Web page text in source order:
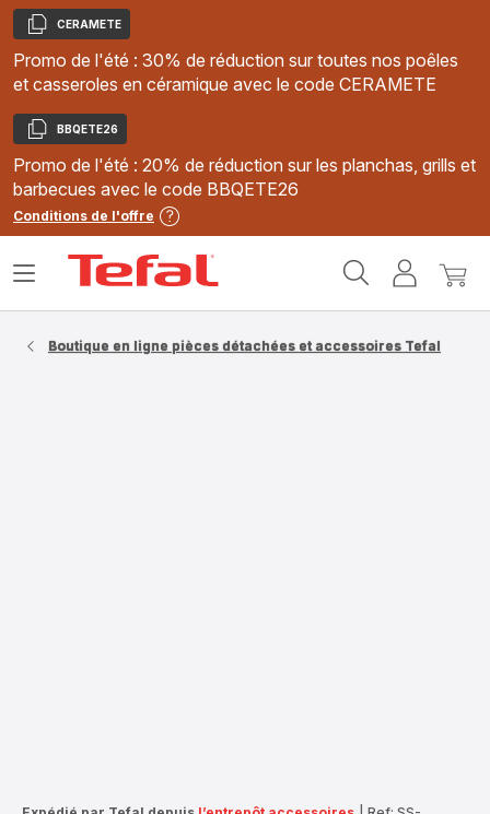
Copier
CERAMETE
Promo de l'été : 30% de réduction sur toutes nos poêles
et casseroles en céramique avec le code CERAMETE
Copier
BBQETE26
Promo de l'été : 20% de réduction sur les planchas, grills et
barbecues avec le code BBQETE26
Conditions de l'offre
MonMon
Ouvrir
Boutique en ligne pièces détachées et accessoires Tefal